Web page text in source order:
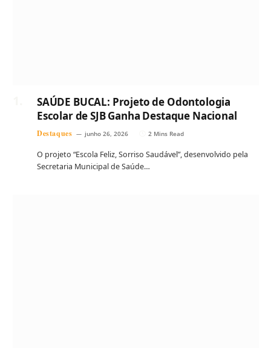
SAÚDE BUCAL: Projeto de Odontologia
Escolar de SJB Ganha Destaque Nacional
Destaques junho 26, 2026 2 Mins Read
O projeto “Escola Feliz, Sorriso Saudável”, desenvolvido pela
Secretaria Municipal de Saúde…